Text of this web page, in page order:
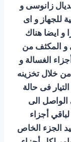
زانوسى و
للجهاز و اى
و ايضا هناك
و المكثف من
الغسالة و
خلال تخزينه
التيار فى حالة
الواصل الى
أجزاء
الجزء الخاص